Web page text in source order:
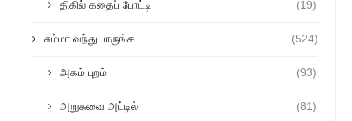
திகில் கதைப் போட்டி (19)
சும்மா வந்து பாருங்க (524)
அகம் புறம் (93)
அறுசுவை அட்டில் (81)